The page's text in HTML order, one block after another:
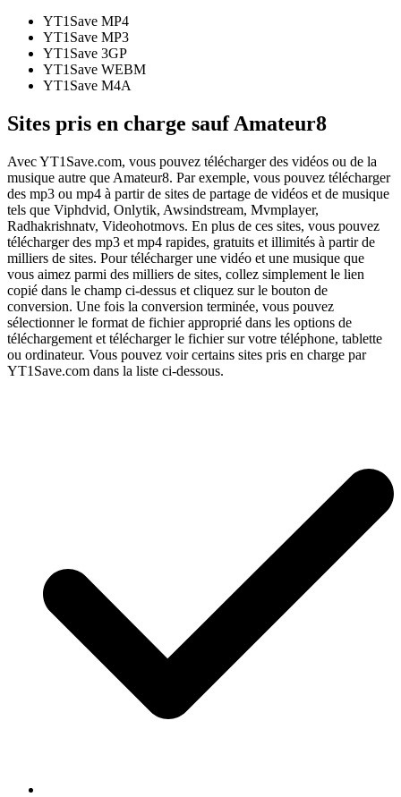
YT1Save MP4
YT1Save MP3
YT1Save 3GP
YT1Save WEBM
YT1Save M4A
Sites pris en charge sauf Amateur8
Avec YT1Save.com, vous pouvez télécharger des vidéos ou de la
musique autre que Amateur8. Par exemple, vous pouvez télécharger
des mp3 ou mp4 à partir de sites de partage de vidéos et de musique
tels que Viphdvid, Onlytik, Awsindstream, Mvmplayer,
Radhakrishnatv, Videohotmovs. En plus de ces sites, vous pouvez
télécharger des mp3 et mp4 rapides, gratuits et illimités à partir de
milliers de sites. Pour télécharger une vidéo et une musique que
vous aimez parmi des milliers de sites, collez simplement le lien
copié dans le champ ci-dessus et cliquez sur le bouton de
conversion. Une fois la conversion terminée, vous pouvez
sélectionner le format de fichier approprié dans les options de
téléchargement et télécharger le fichier sur votre téléphone, tablette
ou ordinateur. Vous pouvez voir certains sites pris en charge par
YT1Save.com dans la liste ci-dessous.